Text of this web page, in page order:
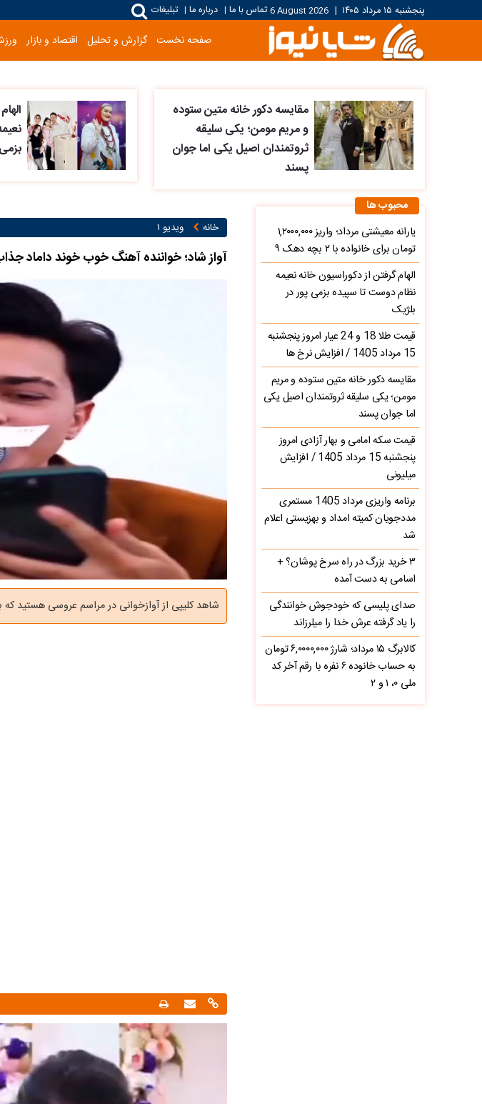
پنجشنبه ۱۵ مرداد ۱۴۰۵ |
6 August 2026تماس با ما | درباره ما | تبلیغات
صفحه نخست گزارش و تحلیل اقتصاد و بازار
مقایسه دکور خانه متین ستوده
و مریم مومن؛ یکی سلیقه
ثروتمندان اصیل یکی اما جوان
پسند
خانه ویدیو ۱
آواز شاد؛ خواننده آهنگ خوب خوند داماد
شاهد کلیپی از آوازخوانی در مراسم عروسی هستید
محبوب ها
یارانه معیشتی مرداد؛ واریز ۱,۲۰۰۰,۰۰۰
تومان برای خانواده با ۲ بچه دهک ۹
الهام گرفتن از دکوراسیون خانه نعیمه
نظام دوست تا سپیده بزمی پور در
بلژیک
قیمت طلا 18 و 24 عیار امروز پنجشنبه
15 مرداد 1405 / افزایش نرخ ها
مقایسه دکور خانه متین ستوده و مریم
مومن؛ یکی سلیقه ثروتمندان اصیل یکی
اما جوان پسند
قیمت سکه امامی و بهار آزادی امروز
پنجشنبه 15 مرداد 1405 / افزایش
میلیونی
برنامه واریزی مرداد 1405 مستمری
مددجویان کمیته امداد و بهزیستی اعلام
شد
۳ خرید بزرگ در راه سرخ‌ پوشان؟ +
اسامی به دست آمده
صدای پلیسی که خودجوش خوانندگی
را یاد گرفته عرش خدا را میلرزاند
کالابرگ ۱۵ مرداد؛ شارژ ۶,۰۰۰۰,۰۰۰ تومان
به حساب خانوده ۶ نفره با رقم آخر کد
ملی ۰، ۱ و ۲